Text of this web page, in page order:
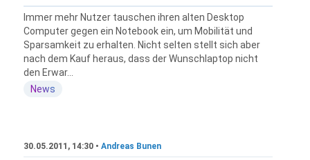
Immer mehr Nutzer tauschen ihren alten Desktop
Computer gegen ein Notebook ein, um Mobilität und
Sparsamkeit zu erhalten. Nicht selten stellt sich aber
nach dem Kauf heraus, dass der Wunschlaptop nicht
den Erwar...
News
30.05.2011, 14:30 • Andreas Bunen